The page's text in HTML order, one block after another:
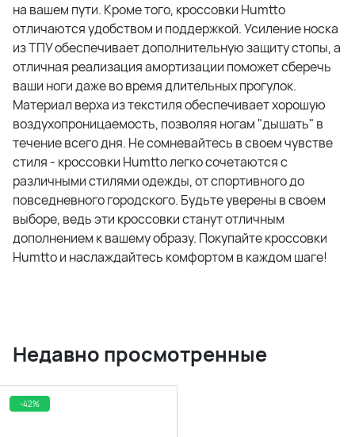
на вашем пути. Кроме того, кроссовки Humtto
отличаются удобством и поддержкой. Усиление носка
из ТПУ обеспечивает дополнительную защиту стопы, а
отличная реализация амортизации поможет сберечь
ваши ноги даже во время длительных прогулок.
Материал верха из текстиля обеспечивает хорошую
воздухопроницаемость, позволяя ногам "дышать" в
течение всего дня. Не сомневайтесь в своем чувстве
стиля - кроссовки Humtto легко сочетаются с
различными стилями одежды, от спортивного до
повседневного городского. Будьте уверены в своем
выборе, ведь эти кроссовки станут отличным
дополнением к вашему образу. Покупайте кроссовки
Humtto и наслаждайтесь комфортом в каждом шаге!
Недавно просмотренные
-42%